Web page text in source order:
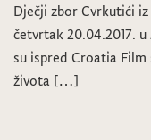
Dječji zbor Cvrkutići
četvrtak 20.04.2017.
su ispred Croatia
života […]